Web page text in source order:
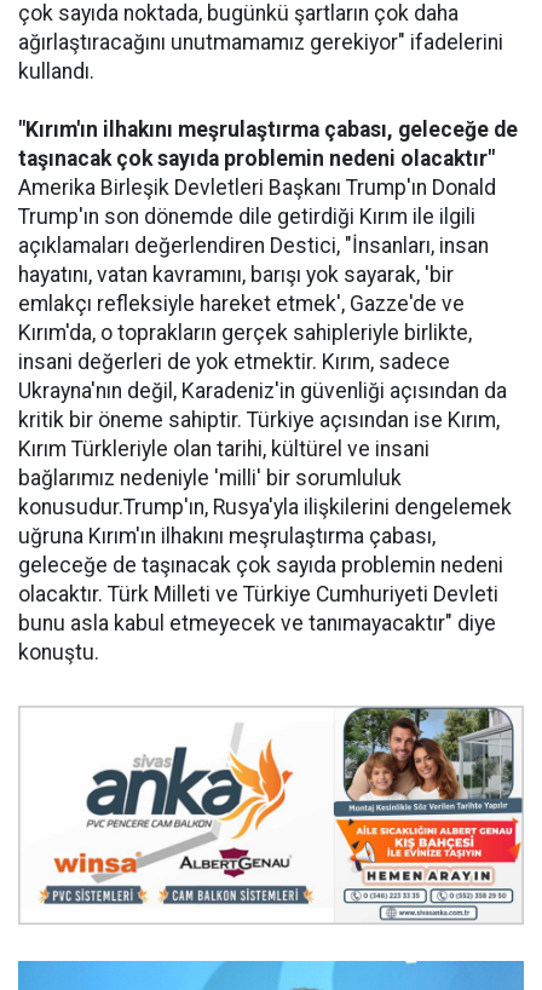
çok sayıda noktada, bugünkü şartların çok daha
ağırlaştıracağını unutmamamız gerekiyor" ifadelerini
kullandı.
"Kırım'ın ilhakını meşrulaştırma çabası, geleceğe de
taşınacak çok sayıda problemin nedeni olacaktır"
Amerika Birleşik Devletleri Başkanı Trump'ın Donald
Trump'ın son dönemde dile getirdiği Kırım ile ilgili
açıklamaları değerlendiren Destici, "İnsanları, insan
hayatını, vatan kavramını, barışı yok sayarak, 'bir
emlakçı refleksiyle hareket etmek', Gazze'de ve
Kırım'da, o toprakların gerçek sahipleriyle birlikte,
insani değerleri de yok etmektir. Kırım, sadece
Ukrayna'nın değil, Karadeniz'in güvenliği açısından da
kritik bir öneme sahiptir. Türkiye açısından ise Kırım,
Kırım Türkleriyle olan tarihi, kültürel ve insani
bağlarımız nedeniyle 'milli' bir sorumluluk
konusudur.Trump'ın, Rusya'yla ilişkilerini dengelemek
uğruna Kırım'ın ilhakını meşrulaştırma çabası,
geleceğe de taşınacak çok sayıda problemin nedeni
olacaktır. Türk Milleti ve Türkiye Cumhuriyeti Devleti
bunu asla kabul etmeyecek ve tanımayacaktır" diye
konuştu.